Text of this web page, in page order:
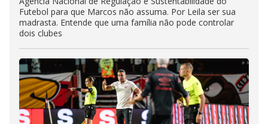
Futebol para que Marcos não assuma. Por Leila ser sua
madrasta. Entende que uma família não pode controlar
dois clubes